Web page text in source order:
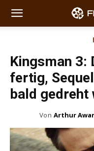
Kingsman 3:
fertig,
bald gedreht
Von Arthur